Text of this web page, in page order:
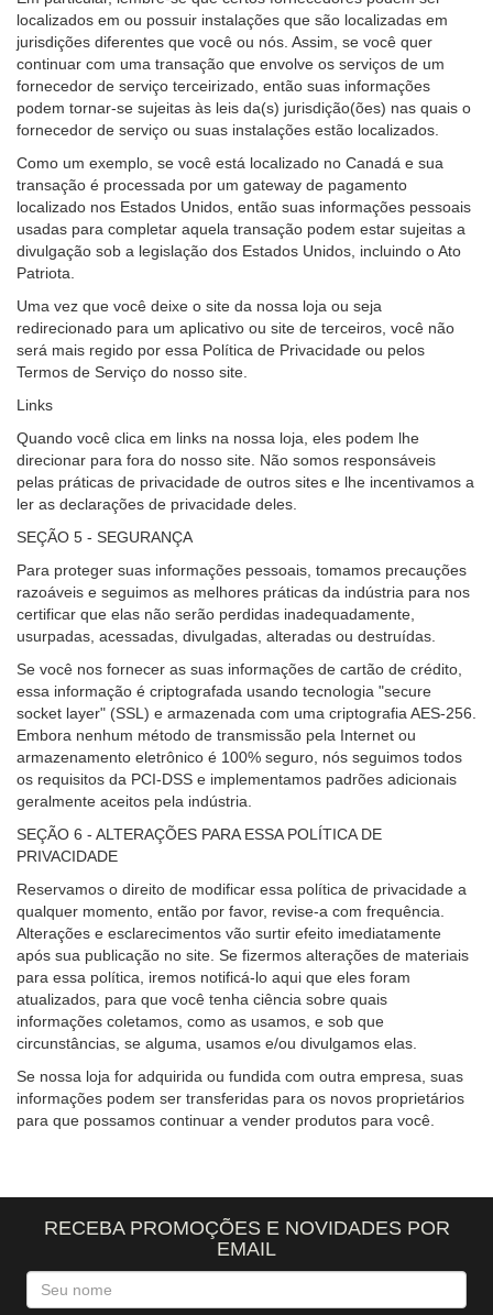
localizados em ou possuir instalações que são localizadas em
jurisdições diferentes que você ou nós. Assim, se você quer
continuar com uma transação que envolve os serviços de um
fornecedor de serviço terceirizado, então suas informações
podem tornar-se sujeitas às leis da(s) jurisdição(ões) nas quais o
fornecedor de serviço ou suas instalações estão localizados.
Como um exemplo, se você está localizado no Canadá e sua
transação é processada por um gateway de pagamento
localizado nos Estados Unidos, então suas informações pessoais
usadas para completar aquela transação podem estar sujeitas a
divulgação sob a legislação dos Estados Unidos, incluindo o Ato
Patriota.
Uma vez que você deixe o site da nossa loja ou seja
redirecionado para um aplicativo ou site de terceiros, você não
será mais regido por essa Política de Privacidade ou pelos
Termos de Serviço do nosso site.
Links
Quando você clica em links na nossa loja, eles podem lhe
direcionar para fora do nosso site. Não somos responsáveis
pelas práticas de privacidade de outros sites e lhe incentivamos a
ler as declarações de privacidade deles.
SEÇÃO 5 - SEGURANÇA
Para proteger suas informações pessoais, tomamos precauções
razoáveis e seguimos as melhores práticas da indústria para nos
certificar que elas não serão perdidas inadequadamente,
usurpadas, acessadas, divulgadas, alteradas ou destruídas.
Se você nos fornecer as suas informações de cartão de crédito,
essa informação é criptografada usando tecnologia "secure
socket layer" (SSL) e armazenada com uma criptografia AES-256.
Embora nenhum método de transmissão pela Internet ou
armazenamento eletrônico é 100% seguro, nós seguimos todos
os requisitos da PCI-DSS e implementamos padrões adicionais
geralmente aceitos pela indústria.
SEÇÃO 6 - ALTERAÇÕES PARA ESSA POLÍTICA DE
PRIVACIDADE
Reservamos o direito de modificar essa política de privacidade a
qualquer momento, então por favor, revise-a com frequência.
Alterações e esclarecimentos vão surtir efeito imediatamente
após sua publicação no site. Se fizermos alterações de materiais
para essa política, iremos notificá-lo aqui que eles foram
atualizados, para que você tenha ciência sobre quais
informações coletamos, como as usamos, e sob que
circunstâncias, se alguma, usamos e/ou divulgamos elas.
Se nossa loja for adquirida ou fundida com outra empresa, suas
informações podem ser transferidas para os novos proprietários
para que possamos continuar a vender produtos para você.
RECEBA PROMOÇÕES E NOVIDADES POR
EMAIL